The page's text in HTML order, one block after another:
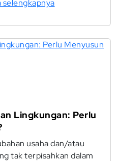
selengkapnya
Lingkungan: Perlu
usaha dan/atau
tak terpisahkan dalam